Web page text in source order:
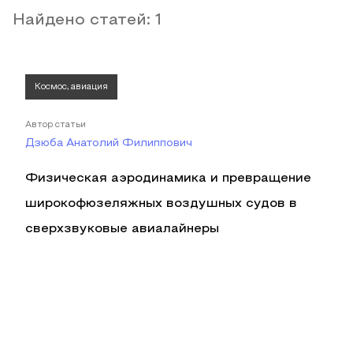
Найдено статей: 1
Космос, авиация
Автор статьи
Дзюба Анатолий Филиппович
Физическая аэродинамика и превращение
широкофюзеляжных воздушных судов в
сверхзвуковые авиалайнеры